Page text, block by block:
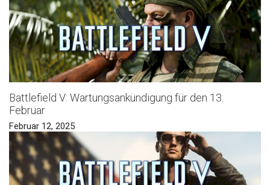
Battlefield V: Wartungsankündigung für den 13.
Februar
Februar 12, 2025